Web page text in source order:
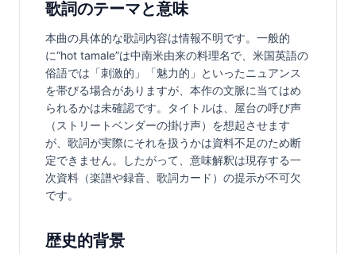
歌詞のテーマと意味
本曲の具体的な歌詞内容は情報不明です。一般的
に“hot tamale”は中南米由来の料理名で、米国英語の
俗語では「刺激的」「魅力的」といったニュアンス
を帯びる場合がありますが、本作の文脈に当てはめ
られるかは未確認です。タイトルは、屋台の呼び声
（ストリートベンダーの掛け声）を想起させます
が、歌詞が実際にそれを扱うかは資料不足のため断
定できません。したがって、意味解釈は現存する一
次資料（楽譜や録音、歌詞カード）の提示が不可欠
です。
歴史的背景